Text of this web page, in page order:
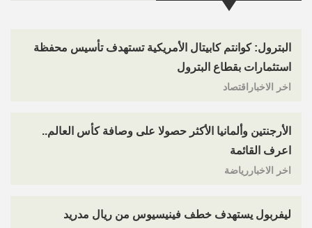
البترول: كوانتم كابيتال الأمريكية تستهدف تأسيس محفظة
استثمارات بقطاع البترول
اخر الاخباراقتصاد
الأرجنتين وألمانيا الأكثر حصولا على وصافة كأس العالم..
اعرف القائمة
اخر الاخباررياضة
ليفربول يستهدف خطف فينيسيوس من ريال مدريد